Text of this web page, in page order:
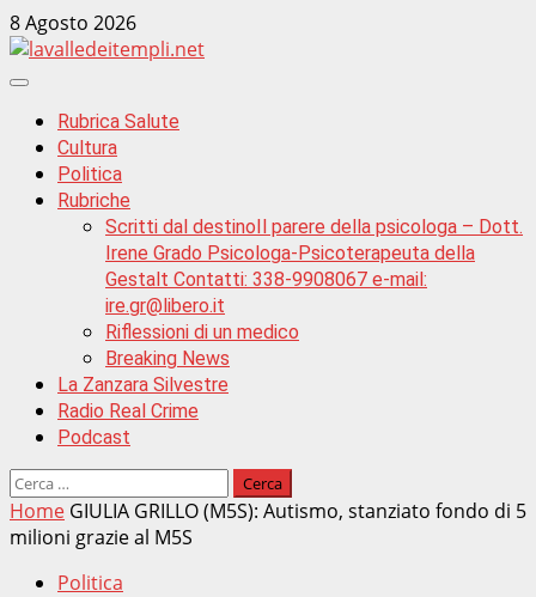
Zum
Inhalt
springen
8 Agosto 2026
Primäres
MenüRubrica Salute
Cultura
Politica
Rubriche
Scritti dal destinoIl parere della psicologa – Dott.
Irene Grado Psicologa-Psicoterapeuta della
Gestalt Contatti: 338-9908067 e-mail:
ire.gr@libero.it
Riflessioni di un medico
Breaking News
La Zanzara Silvestre
Radio Real Crime
Podcast
Ricerca
per:
Home GIULIA GRILLO (M5S): Autismo, stanziato fondo di 5
milioni grazie al M5S
Politica